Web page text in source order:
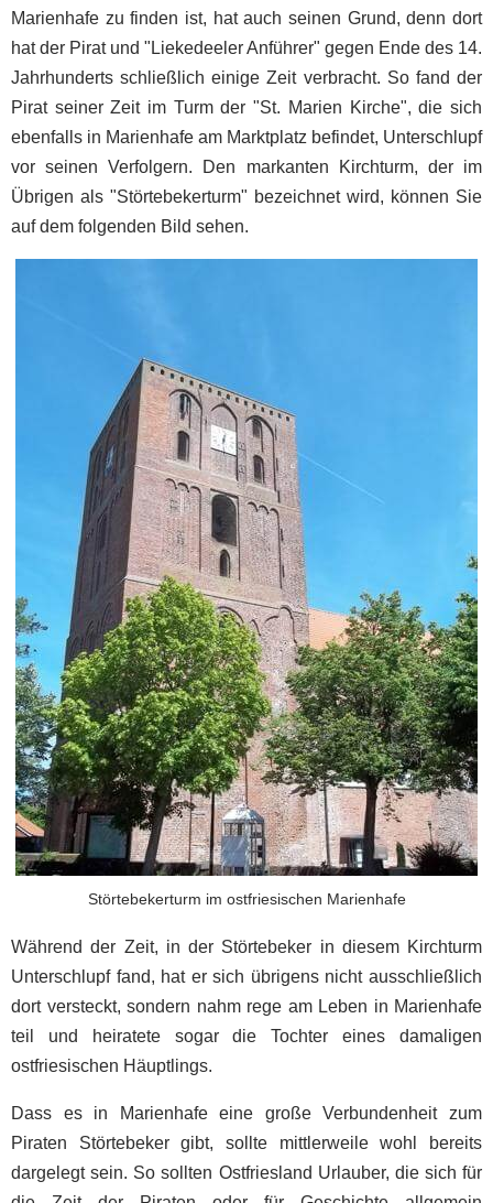
Marienhafe zu finden ist, hat auch seinen Grund, denn dort
hat der Pirat und "Liekedeeler Anführer" gegen Ende des 14.
Jahrhunderts schließlich einige Zeit verbracht. So fand der
Pirat seiner Zeit im Turm der "St. Marien Kirche", die sich
ebenfalls in Marienhafe am Marktplatz befindet, Unterschlupf
vor seinen Verfolgern. Den markanten Kirchturm, der im
Übrigen als "Störtebekerturm" bezeichnet wird, können Sie
auf dem folgenden Bild sehen.
Störtebekerturm im ostfriesischen Marienhafe
Während der Zeit, in der Störtebeker in diesem Kirchturm
Unterschlupf fand, hat er sich übrigens nicht ausschließlich
dort versteckt, sondern nahm rege am Leben in Marienhafe
teil und heiratete sogar die Tochter eines damaligen
ostfriesischen Häuptlings.
Dass es in Marienhafe eine große Verbundenheit zum
Piraten Störtebeker gibt, sollte mittlerweile wohl bereits
dargelegt sein. So sollten Ostfriesland Urlauber, die sich für